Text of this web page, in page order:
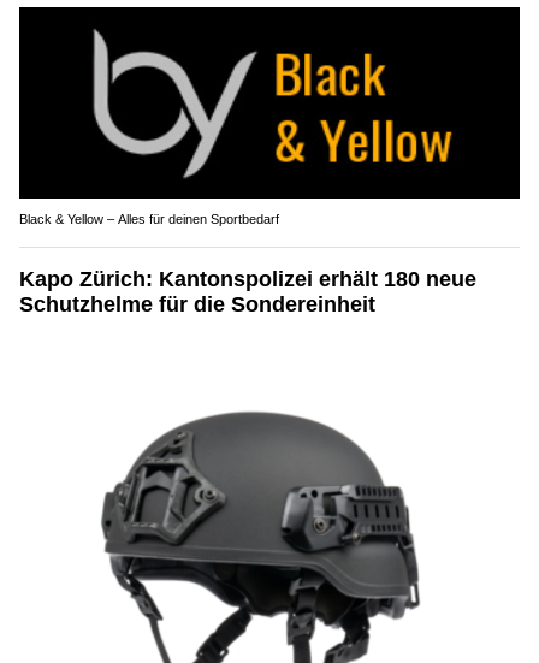
Black & Yellow – Alles für deinen Sportbedarf
Kapo Zürich: Kantonspolizei erhält 180 neue
Schutzhelme für die Sondereinheit